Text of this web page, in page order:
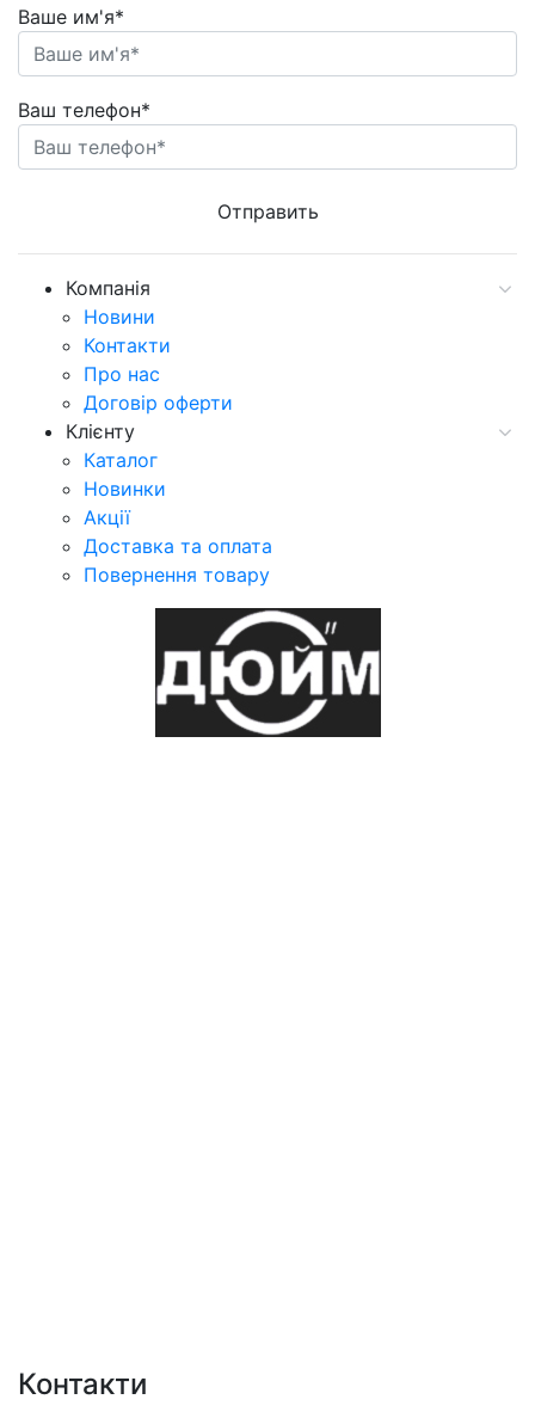
Ваше им'я*
Ваш телефон*
Компанія
Новини
Контакти
Про нас
Договір оферти
Клієнту
Каталог
Новинки
Акції
Доставка та оплата
Повернення товару
Контакти